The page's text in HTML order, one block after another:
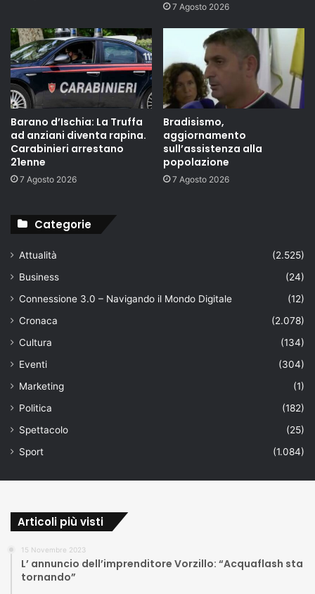
7 Agosto 2026
Barano d’Ischia: La Truffa
ad anziani diventa rapina.
Carabinieri arrestano
21enne
7 Agosto 2026
Bradisismo,
aggiornamento
sull’assistenza alla
popolazione
7 Agosto 2026
Categorie
Attualità
(2.525)
Business
(24)
Connessione 3.0 – Navigando il Mondo Digitale
(12)
Cronaca
(2.078)
Cultura
(134)
Eventi
(304)
Marketing
(1)
Politica
(182)
Spettacolo
(25)
Sport
(1.084)
Articoli più visti
15 Novembre 2023
L’ annuncio dell’imprenditore Vorzillo: “Acquaflash sta
tornando”